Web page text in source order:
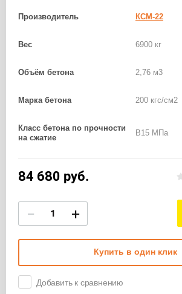
Производитель КСМ-22
Вес 6900 кг
Объём бетона 2,76 м3
Марка бетона 200 кгс/см2
Класс бетона по прочности
на сжатие
B15 МПа
84 680 руб.
− +
Купить в один клик
Добавить к сравнению